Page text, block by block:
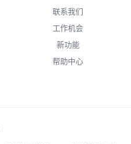
联系我们
工作机会
新功能
帮助中心